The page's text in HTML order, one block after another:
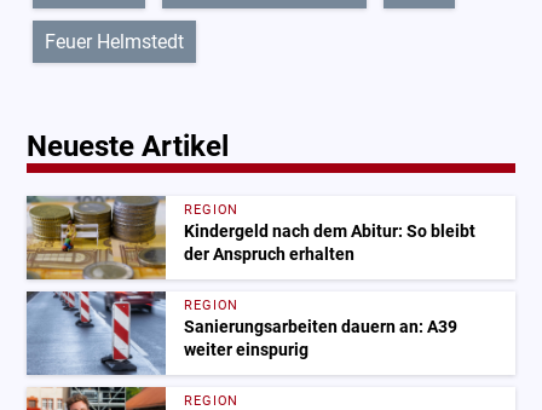
Feuer Helmstedt
Neueste Artikel
REGION
Kindergeld nach dem Abitur: So bleibt
der Anspruch erhalten
REGION
Sanierungsarbeiten dauern an: A39
weiter einspurig
REGION